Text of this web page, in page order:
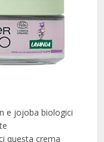
e jojoba biologici
questa crema